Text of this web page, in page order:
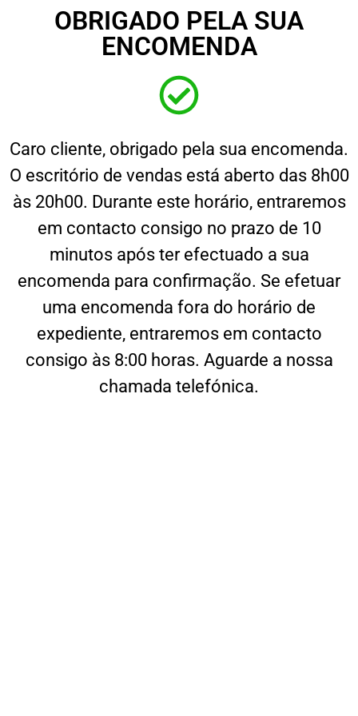
OBRIGADO PELA SUA
ENCOMENDA
Caro cliente, obrigado pela sua encomenda.
O escritório de vendas está aberto das 8h00
às 20h00. Durante este horário, entraremos
em contacto consigo no prazo de 10
minutos após ter efectuado a sua
encomenda para confirmação. Se efetuar
uma encomenda fora do horário de
expediente, entraremos em contacto
consigo às 8:00 horas. Aguarde a nossa
chamada telefónica.